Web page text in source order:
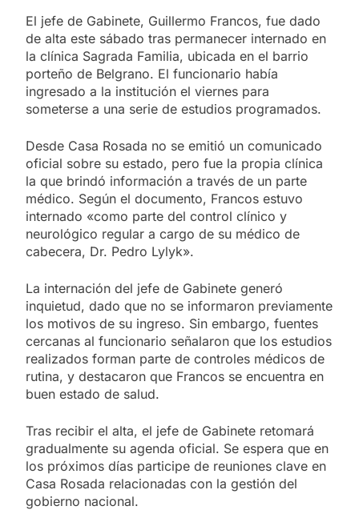
El jefe de Gabinete, Guillermo Francos, fue dado
de alta este sábado tras permanecer internado en
la clínica Sagrada Familia, ubicada en el barrio
porteño de Belgrano. El funcionario había
ingresado a la institución el viernes para
someterse a una serie de estudios programados.
Desde Casa Rosada no se emitió un comunicado
oficial sobre su estado, pero fue la propia clínica
la que brindó información a través de un parte
médico. Según el documento, Francos estuvo
internado «como parte del control clínico y
neurológico regular a cargo de su médico de
cabecera, Dr. Pedro Lylyk».
La internación del jefe de Gabinete generó
inquietud, dado que no se informaron previamente
los motivos de su ingreso. Sin embargo, fuentes
cercanas al funcionario señalaron que los estudios
realizados forman parte de controles médicos de
rutina, y destacaron que Francos se encuentra en
buen estado de salud.
Tras recibir el alta, el jefe de Gabinete retomará
gradualmente su agenda oficial. Se espera que en
los próximos días participe de reuniones clave en
Casa Rosada relacionadas con la gestión del
gobierno nacional.